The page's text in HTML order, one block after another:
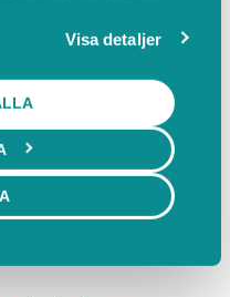
Visa detaljer
vaxjo
Växjö,